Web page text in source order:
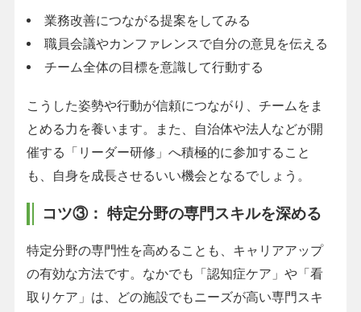
業務改善につながる提案をしてみる
職員会議やカンファレンスで自分の意見を伝える
チーム全体の目標を意識して行動する
こうした姿勢や行動が信頼につながり、チームをま
とめる力を養います。また、自治体や法人などが開
催する「リーダー研修」へ積極的に参加すること
も、自身を成長させるいい機会となるでしょう。
コツ③： 特定分野の専門スキルを深める
特定分野の専門性を高めることも、キャリアアップ
の有効な方法です。なかでも「認知症ケア」や「看
取りケア」は、どの施設でもニーズが高い専門スキ